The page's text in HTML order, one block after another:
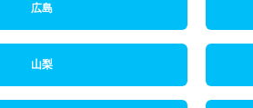
広島
山梨